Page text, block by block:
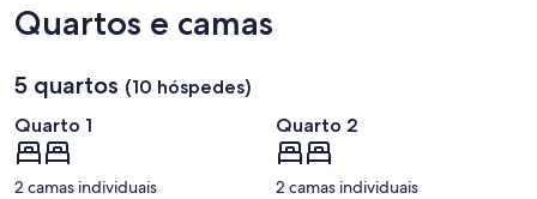
Faro)
Quartos e camas
5 quartos (10 hóspedes)
Quarto 1
2 camas individuais
Quarto 2
2 camas individuais